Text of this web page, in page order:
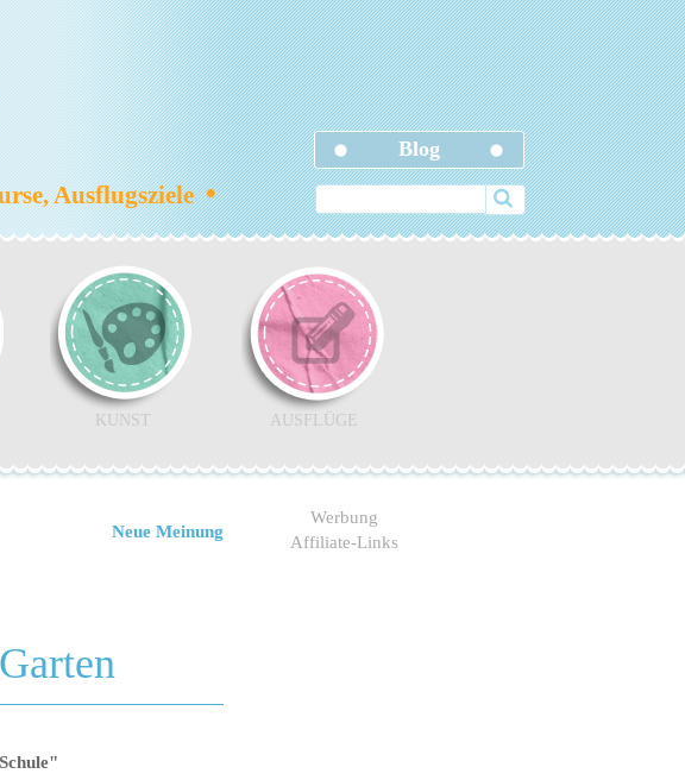
Blog
Ausflugsziele•
KUNST AUSFLÜGE
Neue Meinung
Werbung
Affiliate-Links